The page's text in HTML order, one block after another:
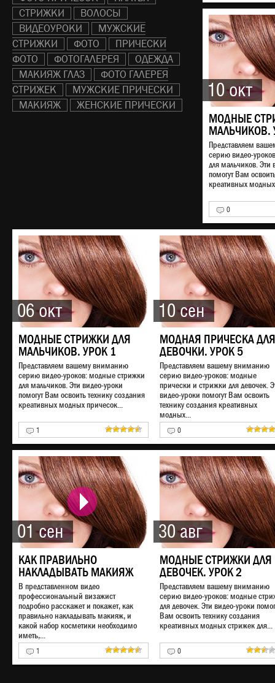
СТРИЖКИ
ВОЛОСЫ
ВИДЕОУРОКИ
МУЖСКИЕ
СТРИЖКИ
ФОТО
ПРИЧЕСКИ
ФОТО
ФОТОГАЛЕРЕЯ
ОДЕЖДА
МАКИЯЖ ГЛАЗ
ФОТО ГАЛЕРЕЯ
СТРИЖЕК
МУЖСКИЕ ПРИЧЕСКИ
МАКИЯЖ
ЖЕНСКИЕ ПРИЧЕСКИ
10 окт
МОДНЫЕ
МАЛЬЧИКОВ.
Представляем
серию видео-
для мальчиков. Эти
помогут Вам
креативных
0
06 окт
МОДНЫЕ СТРИЖКИ ДЛЯ
МАЛЬЧИКОВ. УРОК 1
Представляем вашему вниманию
серию видео-уроков: модные стрижки
для мальчиков. Эти видео-уроки
помогут Вам освоить технику создания
креативных модных причесок...
1
10 сен
МОДНАЯ ПРИЧЕСКА ДЛЯ
ДЕВОЧКИ. УРОК 5
Представляем вашему вниманию
серию видео-уроков: модные
прически и стрижки для девочек.
видео-уроки помогут Вам освоить
технику создания креативных
модных...
0
01 сен
КАК ПРАВИЛЬНО
НАКЛАДЫВАТЬ МАКИЯЖ
В представленном видео
профессиональный визажист
подробно расскажет и покажет, как
правильно накладывать макияж, и
какой набор косметики необходимо
иметь,...
1
30 авг
МОДНЫЕ СТРИЖКИ ДЛЯ
ДЕВОЧЕК. УРОК 2
Представляем вашему вниманию
серию видео-уроков: модные
для девочек. Эти видео-уроки
Вам освоить технику создания
креативных модных стрижек для...
0